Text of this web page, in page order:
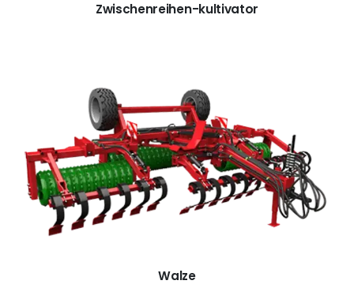
Zwischenreihen-kultivator
Walze